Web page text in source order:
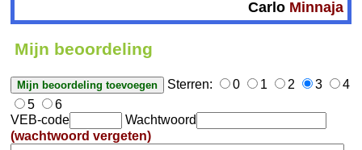
Carlo Minnaja
Mijn beoordeling
Sterren: 0 1 2 3
4
5
6
VEB-code
Wachtwoord
(wachtwoord vergeten)